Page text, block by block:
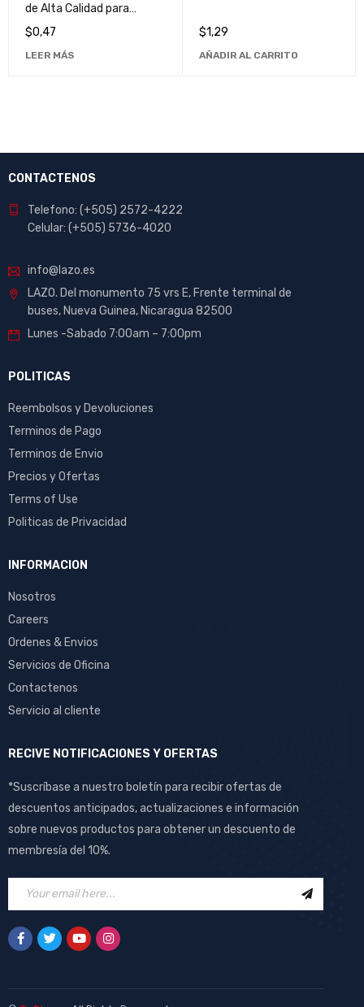
de Alta Calidad para
Escritura Suave y Precisa
$0,47
LEER MÁS
$1,29
AÑADIR AL CARRITO
CONTACTENOS
Telefono: (+505) 2572-4222
Celular: (+505) 5736-4020
info@lazo.es
LAZO. Del monumento 75 vrs E, Frente terminal de
buses, Nueva Guinea, Nicaragua 82500
Lunes -Sabado 7:00am – 7:00pm
POLITICAS
Reembolsos y Devoluciones
Terminos de Pago
Terminos de Envio
Precios y Ofertas
Terms of Use
Politicas de Privacidad
INFORMACION
Nosotros
Careers
Ordenes & Envios
Servicios de Oficina
Contactenos
Servicio al cliente
RECIVE NOTIFICACIONES Y OFERTAS
*Suscríbase a nuestro boletín para recibir ofertas de
descuentos anticipados, actualizaciones e información
sobre nuevos productos para obtener un descuento de
membresía del 10%.